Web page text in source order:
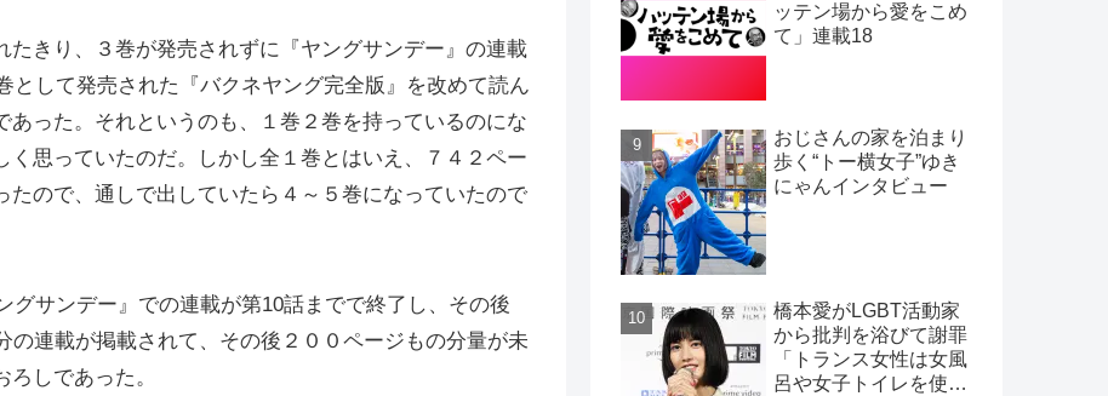
きり、３巻が発売されずに『ヤングサンデー』の連載
として発売された『バクネヤング完全版』を改めて読ん
った。それというのも、１巻２巻を持っているのにな
思っていたのだ。しかし全１巻とはいえ、７４２ペー
たので、通しで出していたら４～５巻になっていたので
グサンデー』での連載が第10話までで終了し、その後
の連載が掲載されて、その後２００ページもの分量が未
しであった。
ッテン場から愛をこめ
て」連載18
おじさんの家を泊まり
歩く“トー横女子”ゆき
にゃんインタビュー
橋本愛がLGBT活動家
から批判を浴びて謝罪
「トランス女性は女風
呂や女子トイレを使わ